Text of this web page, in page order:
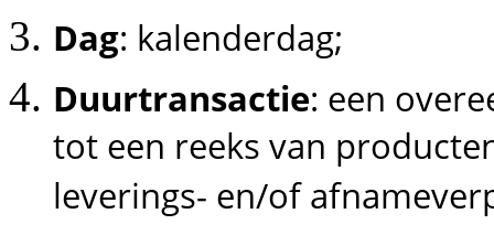
Dag: kalenderdag;
Duurtransactie: een
tot een reeks van
leverings- en/of